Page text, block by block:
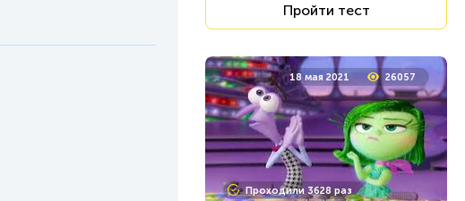
Пройти тест
18 мая 2021 26057
Проходили 3628 раз